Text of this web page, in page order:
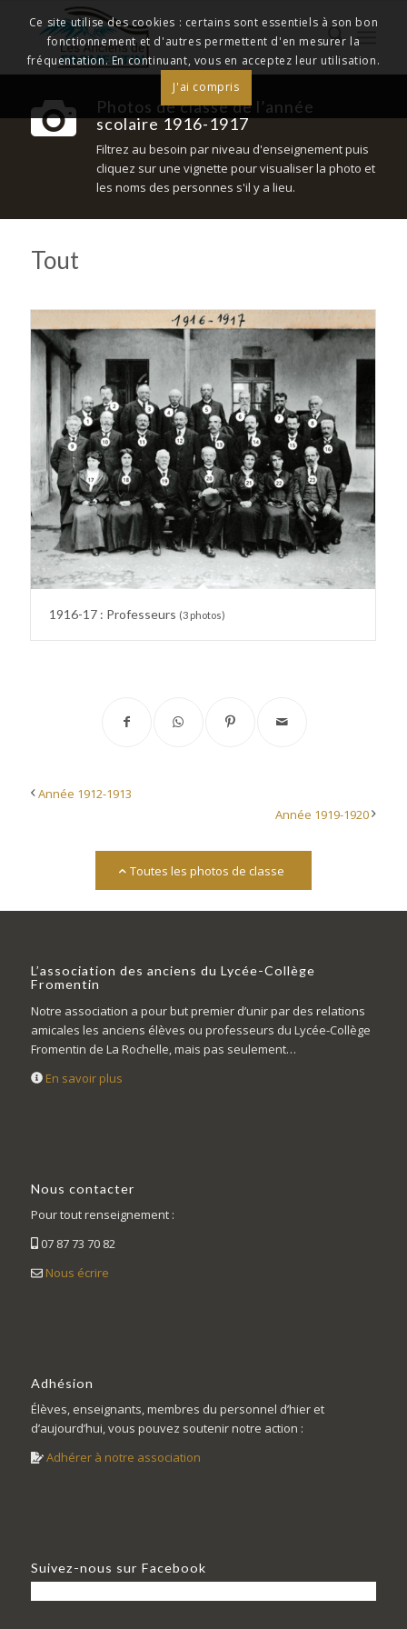
Photos de classe de l’année
scolaire 1916-1917
Filtrez au besoin par niveau d'enseignement puis
cliquez sur une vignette pour visualiser la photo et
les noms des personnes s'il y a lieu.
Tout
1916-17 : Professeurs (3 photos)
Année 1912-1913
Année 1919-1920
Toutes les photos de classe
L’association des anciens du Lycée-Collège
Fromentin
Notre association a pour but premier d’unir par des relations
amicales les anciens élèves ou professeurs du Lycée-Collège
Fromentin de La Rochelle, mais pas seulement…
En savoir plus
Nous contacter
Pour tout renseignement :
07 87 73 70 82
Nous écrire
Adhésion
Élèves, enseignants, membres du personnel d’hier et
d’aujourd’hui, vous pouvez soutenir notre action :
Adhérer à notre association
Suivez-nous sur Facebook
Ce site utilise des cookies : certains sont essentiels à son bon
fonctionnement et d'autres permettent d'en mesurer la
fréquentation. En continuant, vous en acceptez leur utilisation.
J'ai compris